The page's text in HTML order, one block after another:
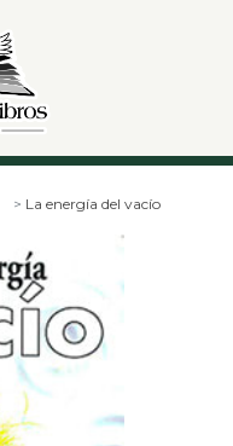
La energía del vacío